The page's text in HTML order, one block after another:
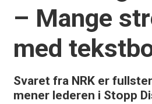
– Mange
med
Svaret fra NRK er
mener lederen i Stopp